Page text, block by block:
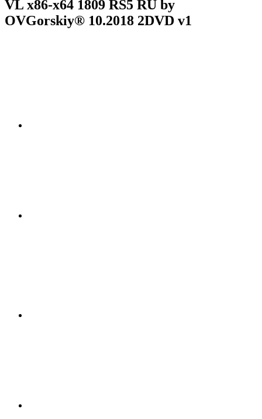
VL x86-x64 1809 RS5 RU by
OVGorskiy® 10.2018 2DVD v1